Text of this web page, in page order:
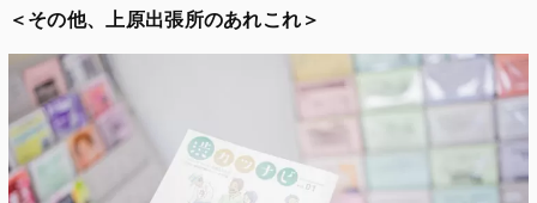
＜その他、上原出張所のあれこれ＞